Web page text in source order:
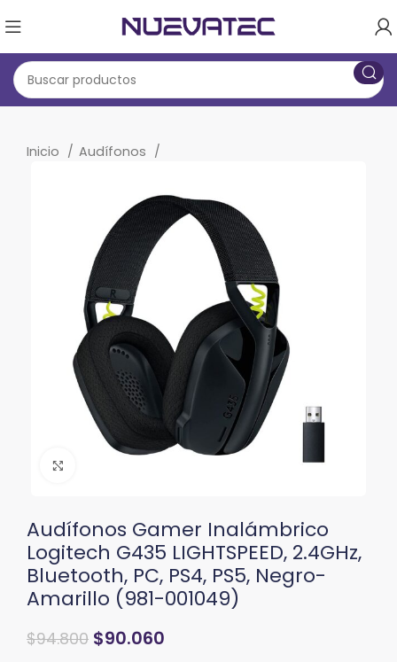
Inicio Audífonos
Audífonos Gamer Inalámbrico
Logitech G435 LIGHTSPEED, 2.4GHz,
Bluetooth, PC, PS4, PS5, Negro-
Amarillo (981-001049)
$94.800 $90.060